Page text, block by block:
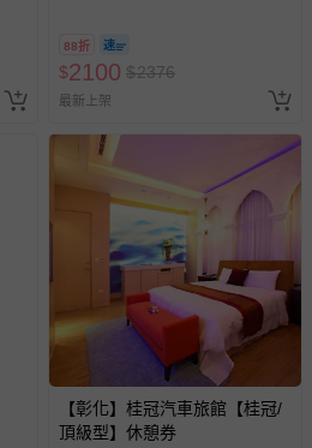
88折
$2100 $2376
最新上架
【彰化】桂冠汽車旅館【桂冠/
頂級型】休憩券